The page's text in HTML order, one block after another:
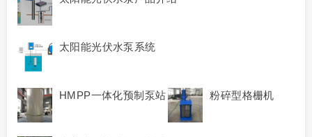
太阳能光伏水泵系统
HMPP一体化预制泵站 粉碎型格栅机